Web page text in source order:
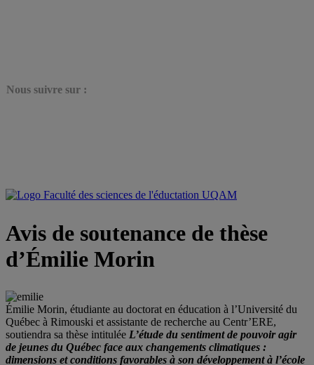
Nous suivre sur :
Avis de soutenance de thèse
d’Émilie Morin
Émilie Morin, étudiante au doctorat en éducation à l’Université du
Québec à Rimouski et assistante de recherche au Centr’ERE,
soutiendra sa thèse intitulée L’étude du sentiment de pouvoir agir
de jeunes du Québec face aux changements climatiques :
dimensions et conditions favorables à son développement à l’école